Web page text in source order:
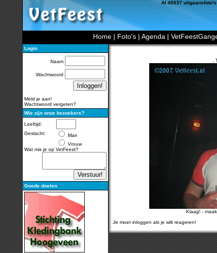
Al 45537
Home | Foto's | Agenda |
Login
Naam
Wachtwoord
Meld je aan!
Wachtwoord vergeten?
Wie zijn onze bezoekers?
Leeftijd:
Geslacht:
Man
Vrouw
Wat mis je op VetFeest?
Goede doelen
Klaag! -
Je moet inloggen als je wilt reageren!